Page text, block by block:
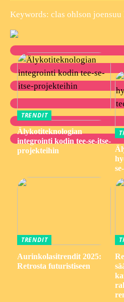
Keywords: clas ohlson joensuu
TRENDIT
Älykotiteknologian
integrointi kodin tee-se-itse-
projekteihin
TRENDIT
Aurinkolasitrendit 2025:
Retrosta futuristiseen